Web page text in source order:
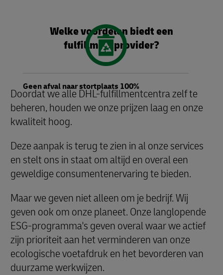
Geen afval naar stortplaats 100%
Welke voordelen biedt een
fulfillmentprovider?
Doordat we alle DHL-fulfillmentcentra zelf te
beheren, houden we onze prijzen laag en onze
kwaliteit hoog.
Deze aanpak is terug te zien in al onze services
en stelt ons in staat om altijd en overal een
geweldige consumentenervaring te bieden.
Maar we geven niet alleen om je bedrijf. Wij
geven ook om onze planeet. Onze langlopende
ESG-programma's geven overal waar we actief
zijn prioriteit aan het verminderen van onze
ecologische voetafdruk en het bevorderen van
duurzame werkwijzen.